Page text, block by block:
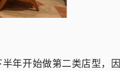
年开始做第二类店型，因